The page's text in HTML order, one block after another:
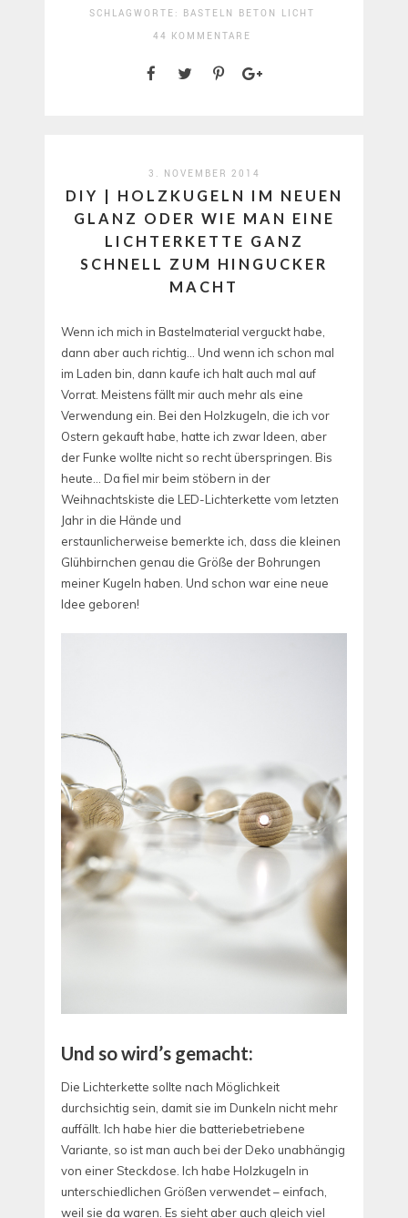
SCHLAGWORTE: BASTELN BETON
LICHT
44 KOMMENTARE
3. NOVEMBER 2014
DIY | HOLZKUGELN IM NEUEN
GLANZ ODER WIE MAN EINE
LICHTERKETTE GANZ
SCHNELL ZUM HINGUCKER
MACHT
Wenn ich mich in Bastelmaterial verguckt habe,
dann aber auch richtig… Und wenn ich schon mal
im Laden bin, dann kaufe ich halt auch mal auf
Vorrat. Meistens fällt mir auch mehr als eine
Verwendung ein. Bei den Holzkugeln, die ich vor
Ostern gekauft habe, hatte ich zwar Ideen, aber
der Funke wollte nicht so recht überspringen. Bis
heute… Da fiel mir beim stöbern in der
Weihnachtskiste die LED-Lichterkette vom letzten
Jahr in die Hände und
erstaunlicherweise bemerkte ich, dass die kleinen
Glühbirnchen genau die Größe der Bohrungen
meiner Kugeln haben. Und schon war eine neue
Idee geboren!
Und so wird’s gemacht:
Die Lichterkette sollte nach Möglichkeit
durchsichtig sein, damit sie im Dunkeln nicht mehr
auffällt. Ich habe hier die batteriebetriebene
Variante, so ist man auch bei der Deko unabhängig
von einer Steckdose. Ich habe Holzkugeln in
unterschiedlichen Größen verwendet – einfach,
weil sie da waren. Es sieht aber auch gleich viel